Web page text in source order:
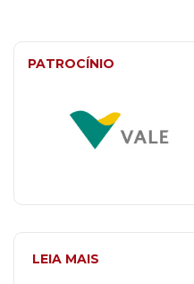
PATROCÍNIO
LEIA MAIS